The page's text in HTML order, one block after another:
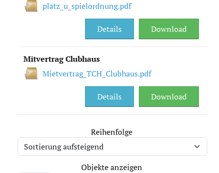
Datenschutz
platz_u_spielordnung.pdf
Download
Details
Mitvertrag Clubhaus
Mietvertrag_TCH_Clubhaus.pdf
Download
Details
Reihenfolge
Objekte anzeigen